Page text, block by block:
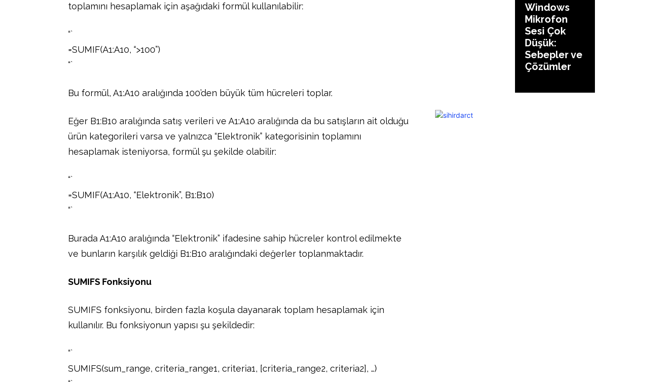
toplamını hesaplamak için aşağıdaki formül kullanılabilir:
“`
=SUMIF(A1:A10, “>100”)
“`
Bu formül, A1:A10 aralığında 100’den büyük tüm hücreleri toplar.
Eğer B1:B10 aralığında satış verileri ve A1:A10 aralığında da bu satışların ait olduğu
ürün kategorileri varsa ve yalnızca “Elektronik” kategorisinin toplamını
hesaplamak isteniyorsa, formül şu şekilde olabilir:
“`
=SUMIF(A1:A10, “Elektronik”, B1:B10)
“`
Burada A1:A10 aralığında “Elektronik” ifadesine sahip hücreler kontrol edilmekte
ve bunların karşılık geldiği B1:B10 aralığındaki değerler toplanmaktadır.
SUMIFS Fonksiyonu
SUMIFS fonksiyonu, birden fazla koşula dayanarak toplam hesaplamak için
kullanılır. Bu fonksiyonun yapısı şu şekildedir:
“`
SUMIFS(sum_range, criteria_range1, criteria1, [criteria_range2, criteria2], …)
Windows
Mikrofon
Sesi Çok
Düşük:
Sebepler ve
Çözümler